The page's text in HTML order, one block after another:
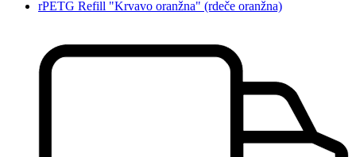
rPETG Refill "Krvavo oranžna" (rdeče oranžna)